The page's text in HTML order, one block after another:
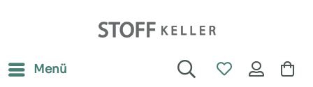
Menü